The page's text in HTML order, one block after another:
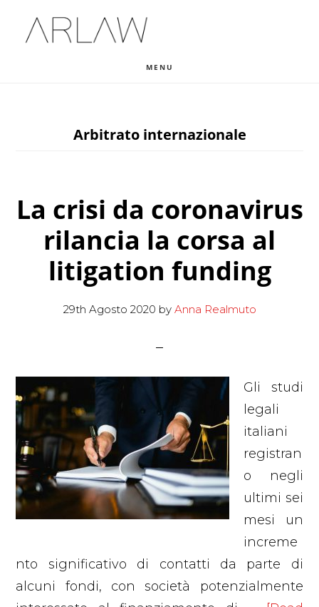
MENU
Arbitrato internazionale
La crisi da coronavirus
rilancia la corsa al
litigation funding
29th Agosto 2020 by Anna Realmuto
Gli studi
legali
italiani
registran
o negli
ultimi sei
mesi un
increme
nto significativo di contatti da parte di
alcuni fondi, con società potenzialmente